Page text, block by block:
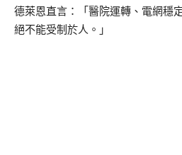
德萊恩直言：「醫院運轉、電網穩
絕不能受制於人。」